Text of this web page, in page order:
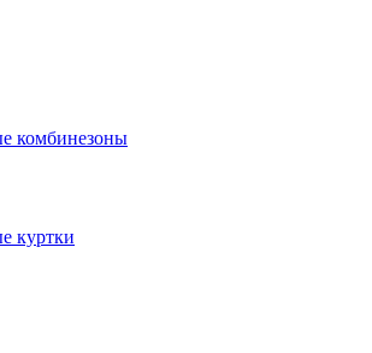
комбинезоны
куртки